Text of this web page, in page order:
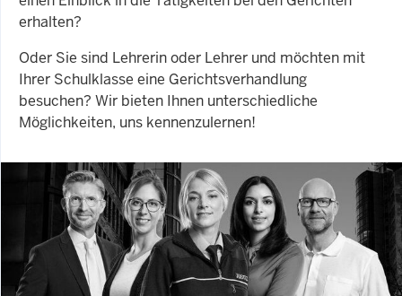
erhalten?
Oder Sie sind Lehrerin oder Lehrer und möchten mit
Ihrer Schulklasse eine Gerichtsverhandlung
besuchen? Wir bieten Ihnen unterschiedliche
Möglichkeiten, uns kennenzulernen!